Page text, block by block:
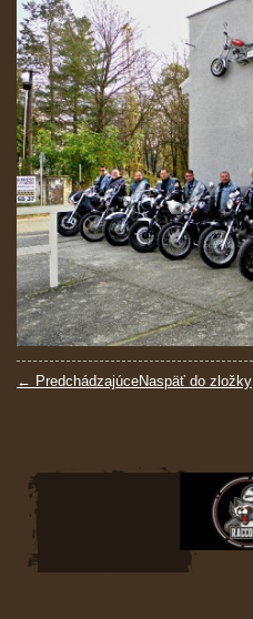
← PredchádzajúceNaspäť do zložky